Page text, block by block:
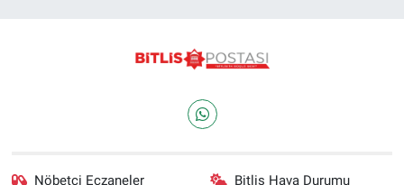
Nöbetçi Eczaneler Bitlis Hava Durumu